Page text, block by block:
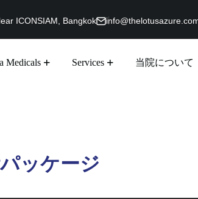
ICONSIAM, Bangkok
Medicals Services 当院について
ッケージ